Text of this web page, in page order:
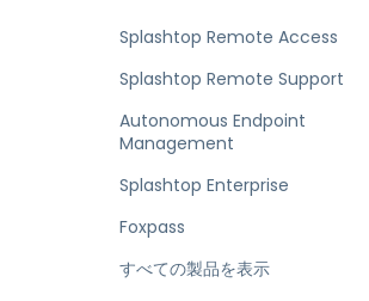
Splashtop Remote Access
Splashtop Remote Support
Autonomous Endpoint
Management
Splashtop Enterprise
Foxpass
すべての製品を表示